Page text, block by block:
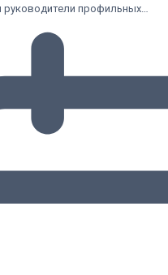
руководители профильных…